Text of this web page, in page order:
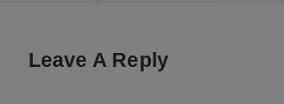
Leave A Reply